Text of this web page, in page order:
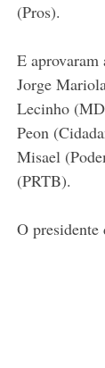
(Pros).
E aprovaram
Jorge
Lecinho
Peon
Misael
(PRTB).
O presidente